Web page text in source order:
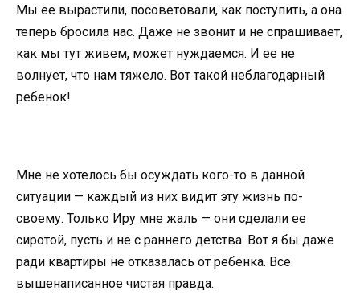
Мы ее вырастили, посоветовали, как поступить, а она
теперь бросила нас. Даже не звонит и не спрашивает,
как мы тут живем, может нуждаемся. И ее не
волнует, что нам тяжело. Вот такой неблагодарный
ребенок!
Мне не хотелось бы осуждать кого-то в данной
ситуации — каждый из них видит эту жизнь по-
своему. Только Иру мне жаль — они сделали ее
сиротой, пусть и не с раннего детства. Вот я бы даже
ради квартиры не отказалась от ребенка. Все
вышенаписанное чистая правда.